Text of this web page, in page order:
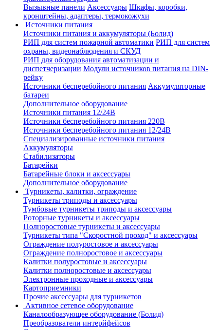
Вызывные панели Аксессуары Шкафы, коробки,
кронштейны, адаптеры, термокожухи
Источники питания
Источники питания и аккумуляторы (Болид)
РИП для систем пожарной автоматики РИП для систем
охраны, видеонаблюдения и СКУД
РИП для оборудования автоматизации и
диспетчеризации Модули источников питания на DIN-
рейку
Источники бесперебойного питания Аккумуляторные
батареи
Дополнительное оборудование
Источники питания 12/24В
Источники бесперебойного питания 220В
Источники бесперебойного питания 12/24В
Специализированные источники питания
Аккумуляторы
Стабилизаторы
Батарейки
Батарейные блоки и аксессуары
Дополнительное оборудование
Турникеты, калитки, ограждение
Турникеты триподы и аксессуары
Тумбовые турникеты триподы и аксессуары
Роторные турникеты и аксессуары
Полноростовые турникеты и аксессуары
Турникеты типа "Скоростной проход" и аксессуары
Ограждение полуростовое и аксессуары
Ограждение полноростовое и аксессуары
Калитки полуростовые и аксессуары
Калитки полноростовые и аксессуары
Электронные проходные и аксессуары
Картоприемники
Прочие аксессуары для турникетов
Активное сетевое оборудование
Каналообразующее оборудование (Болид)
Преобразователи интерйфейсов